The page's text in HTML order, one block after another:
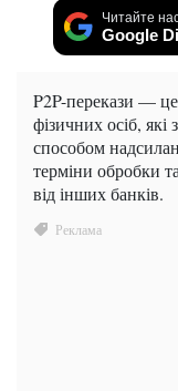
Читайте
Google
P2P-перекази —
фізичних осіб,
способом
терміни обробки
від інших банків.